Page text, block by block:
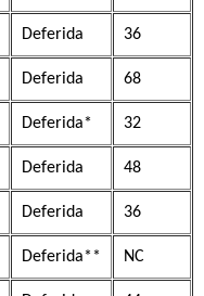
Deferida 36
Deferida 68
Deferida* 32
Deferida 48
Deferida 36
Deferida** NC